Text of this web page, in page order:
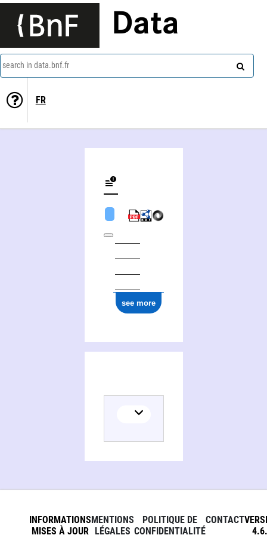
Data
search in data.bnf.fr
FR
see more
INFORMATIONS
MISES À JOUR
MENTIONS
LÉGALES
POLITIQUE DE
CONFIDENTIALITÉ
CONTACT